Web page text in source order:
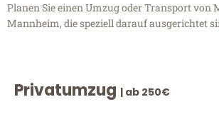
Planen Sie einen Umzug oder Transport
Mannheim, die speziell darauf ausgerichtet
Privatumzug | ab 250€